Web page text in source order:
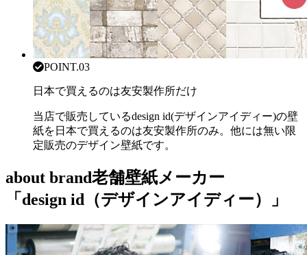
POINT.03
日本で買えるのは友安製作所だけ
当店で販売しているdesign id(デザインアイディー)の壁
紙を日本で買えるのは友安製作所のみ。他には無い限
定販売のデザイン壁紙です。
about brand老舗壁紙メーカー
「design id（デザインアイディー）」